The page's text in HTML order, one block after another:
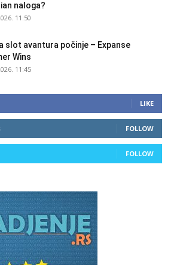
naloga?
11:50
slot avantura počinje – Expanse
Wins
11:45
LIKE
FOLLOW
FOLLOW